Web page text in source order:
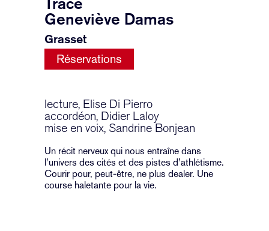
Geneviève Damas
Grasset
Réservations
lecture, Elise Di Pierro
accordéon, Didier Laloy
mise en voix, Sandrine Bonjean
Un récit nerveux qui nous entraîne dans
l’univers des cités et des pistes d’athlétisme.
Courir pour, peut-être, ne plus dealer. Une
course haletante pour la vie.